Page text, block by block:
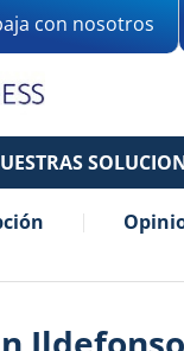
con nosotros